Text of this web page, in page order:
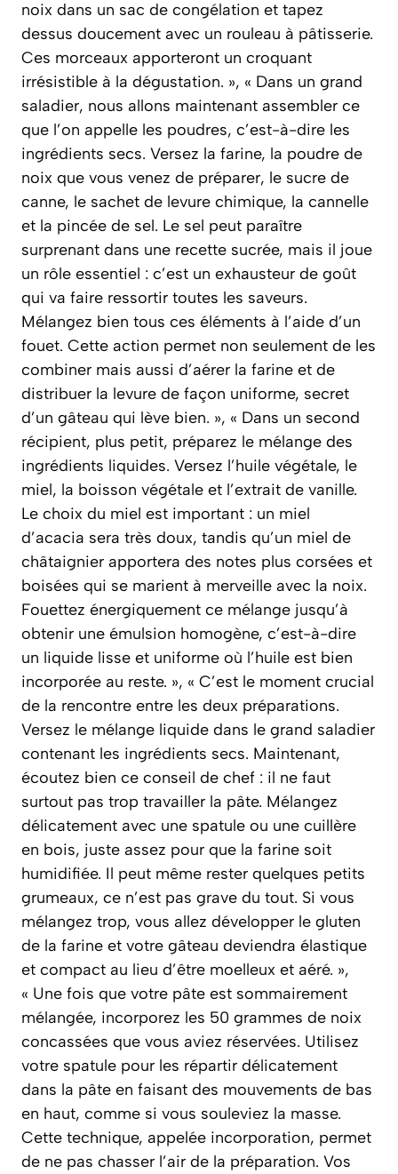
noix dans un sac de congélation et tapez
dessus doucement avec un rouleau à pâtisserie.
Ces morceaux apporteront un croquant
irrésistible à la dégustation. », « Dans un grand
saladier, nous allons maintenant assembler ce
que l’on appelle les poudres, c’est-à-dire les
ingrédients secs. Versez la farine, la poudre de
noix que vous venez de préparer, le sucre de
canne, le sachet de levure chimique, la cannelle
et la pincée de sel. Le sel peut paraître
surprenant dans une recette sucrée, mais il joue
un rôle essentiel : c’est un exhausteur de goût
qui va faire ressortir toutes les saveurs.
Mélangez bien tous ces éléments à l’aide d’un
fouet. Cette action permet non seulement de les
combiner mais aussi d’aérer la farine et de
distribuer la levure de façon uniforme, secret
d’un gâteau qui lève bien. », « Dans un second
récipient, plus petit, préparez le mélange des
ingrédients liquides. Versez l’huile végétale, le
miel, la boisson végétale et l’extrait de vanille.
Le choix du miel est important : un miel
d’acacia sera très doux, tandis qu’un miel de
châtaignier apportera des notes plus corsées et
boisées qui se marient à merveille avec la noix.
Fouettez énergiquement ce mélange jusqu’à
obtenir une émulsion homogène, c’est-à-dire
un liquide lisse et uniforme où l’huile est bien
incorporée au reste. », « C’est le moment crucial
de la rencontre entre les deux préparations.
Versez le mélange liquide dans le grand saladier
contenant les ingrédients secs. Maintenant,
écoutez bien ce conseil de chef : il ne faut
surtout pas trop travailler la pâte. Mélangez
délicatement avec une spatule ou une cuillère
en bois, juste assez pour que la farine soit
humidifiée. Il peut même rester quelques petits
grumeaux, ce n’est pas grave du tout. Si vous
mélangez trop, vous allez développer le gluten
de la farine et votre gâteau deviendra élastique
et compact au lieu d’être moelleux et aéré. »,
« Une fois que votre pâte est sommairement
mélangée, incorporez les 50 grammes de noix
concassées que vous aviez réservées. Utilisez
votre spatule pour les répartir délicatement
dans la pâte en faisant des mouvements de bas
en haut, comme si vous souleviez la masse.
Cette technique, appelée incorporation, permet
de ne pas chasser l’air de la préparation. Vos